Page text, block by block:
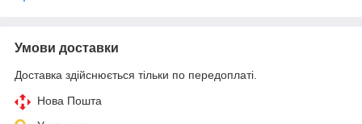
Умови доставки
Доставка здійснюється тільки по передоплаті.
Нова Пошта